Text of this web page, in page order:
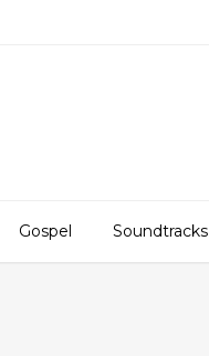
Gospel Soundtracks